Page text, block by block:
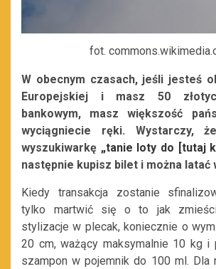
fot.
W obecnym czasach, jeśli jesteś
Europejskiej i masz 50
bankowym, masz większość
wyciągniecie ręki. Wystarczy,
wyszukiwarkę „tanie loty do [tutaj
następnie kupisz bilet i można latać
Kiedy transakcja zostanie
tylko martwić się o to jak
stylizacje w plecak, koniecznie o
20 cm, ważący maksymalnie 10 kg i
szampon w pojemnik do 100 ml. Dla